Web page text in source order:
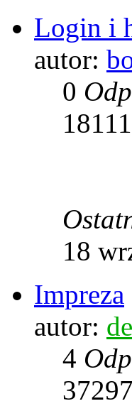
Login i
autor:
0
18111
18
Impreza
autor:
4
37297